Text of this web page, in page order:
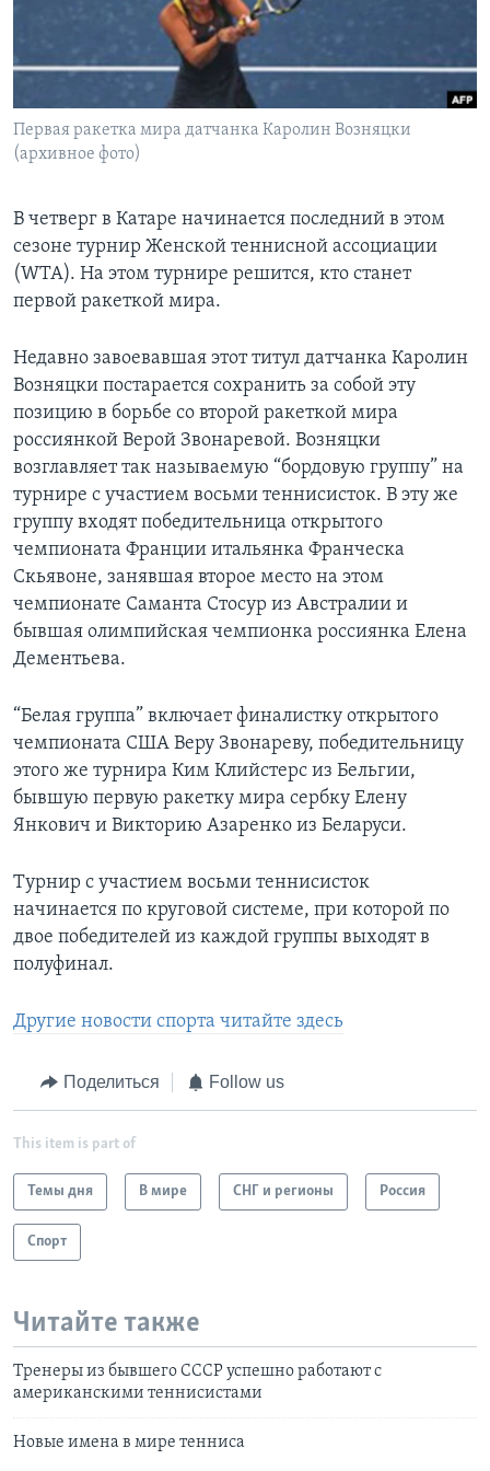
Первая ракетка мира датчанка Каролин Возняцки
(архивное фото)
В четверг в Катаре начинается последний в этом
сезоне турнир Женской теннисной ассоциации
(WTA). На этом турнире решится, кто станет
первой ракеткой мира.
Недавно завоевавшая этот титул датчанка Каролин
Возняцки постарается сохранить за собой эту
позицию в борьбе со второй ракеткой мира
россиянкой Верой Звонаревой. Возняцки
возглавляет так называемую “бордовую группу” на
турнире с участием восьми теннисисток. В эту же
группу входят победительница открытого
чемпионата Франции итальянка Франческа
Скьявоне, занявшая второе место на этом
чемпионате Саманта Стосур из Австралии и
бывшая олимпийская чемпионка россиянка Елена
Дементьева.
“Белая группа” включает финалистку открытого
чемпионата США Веру Звонареву, победительницу
этого же турнира Ким Клийстерс из Бельгии,
бывшую первую ракетку мира сербку Елену
Янкович и Викторию Азаренко из Беларуси.
Турнир с участием восьми теннисисток
начинается по круговой системе, при которой по
двое победителей из каждой группы выходят в
полуфинал.
Другие новости спорта читайте здесь
Поделиться Follow us
This item is part of
Темы дня В мире СНГ и регионы Россия
Спорт
Читайте также
Тренеры из бывшего СССР успешно работают с
американскими теннисистами
Новые имена в мире тенниса